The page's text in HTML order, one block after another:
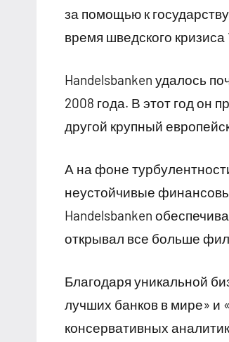
за помощью к
время шведского кризиса
Handelsbanken удалось
2008 года. В этот год он
другой крупный
А на фоне
неустойчивые
Handelsbanken
открывал все больше
Благодаря уникальной
лучших банков в мире» и
консервативных